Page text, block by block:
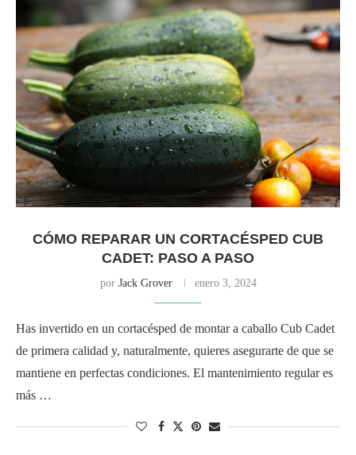
CÓMO REPARAR UN CORTACÉSPED CUB
CADET: PASO A PASO
por Jack Grover enero 3, 2024
Has invertido en un cortacésped de montar a caballo Cub Cadet
de primera calidad y, naturalmente, quieres asegurarte de que se
mantiene en perfectas condiciones. El mantenimiento regular es
más …